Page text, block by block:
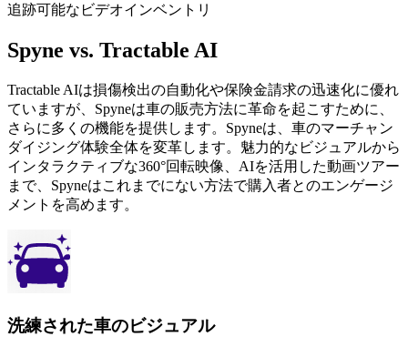
追跡可能なビデオインベントリ
Spyne vs. Tractable AI
Tractable AIは損傷検出の自動化や保険金請求の迅速化に優れ
ていますが、Spyneは車の販売方法に革命を起こすために、
さらに多くの機能を提供します。Spyneは、車のマーチャン
ダイジング体験全体を変革します。魅力的なビジュアルから
インタラクティブな360°回転映像、AIを活用した動画ツアー
まで、Spyneはこれまでにない方法で購入者とのエンゲージ
メントを高めます。
洗練された車のビジュアル